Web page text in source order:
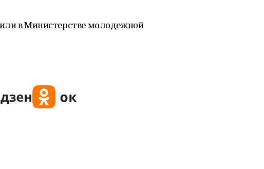
в Министерстве молодежной